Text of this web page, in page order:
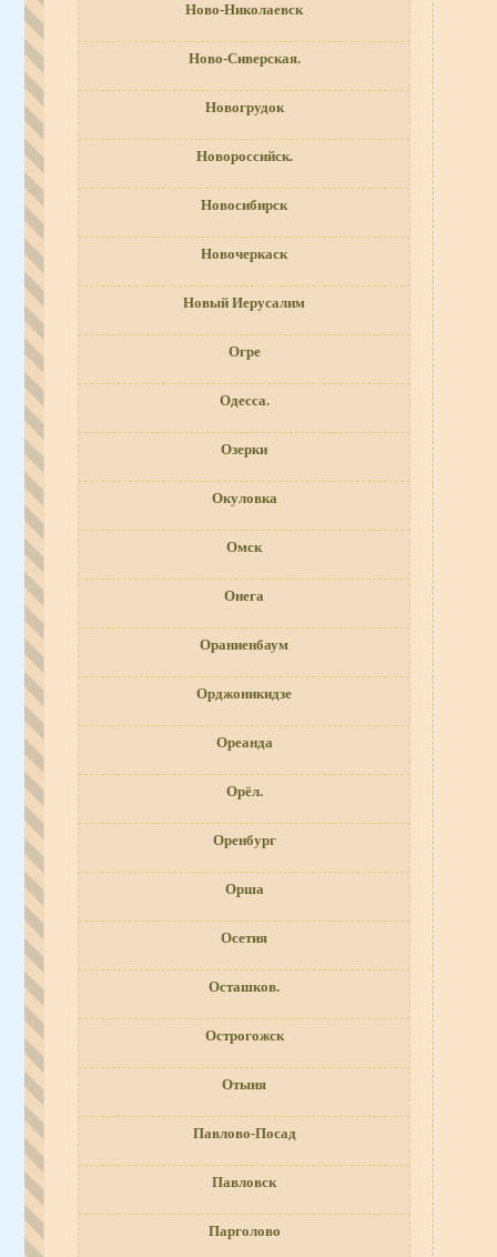
Ново-Николаевск
Ново-Сиверская.
Новогрудок
Новороссийск.
Новосибирск
Новочеркаск
Новый Иерусалим
Огре
Одесса.
Озерки
Окуловка
Омск
Онега
Ораниенбаум
Орджоникидзе
Ореанда
Орёл.
Оренбург
Орша
Осетия
Осташков.
Острогожск
Отыня
Павлово-Посад
Павловск
Парголово